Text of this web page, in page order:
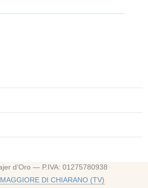
d’Oro — P.IVA: 01275780938
DI CHIARANO (TV)